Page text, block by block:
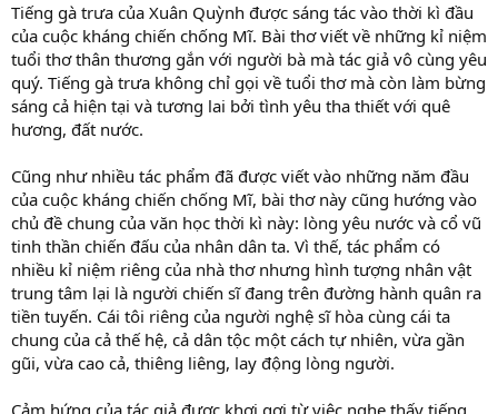
Tiếng gà trưa của Xuân Quỳnh được sáng tác vào thời kì đầu
của cuộc kháng chiến chống Mĩ. Bài thơ viết về những kỉ niệm
tuổi thơ thân thương gắn với người bà mà tác giả vô cùng yêu
quý. Tiếng gà trưa không chỉ gọi về tuổi thơ mà còn làm bừng
sáng cả hiện tại và tương lai bởi tình yêu tha thiết với quê
hương, đất nước.
Cũng như nhiều tác phẩm đã được viết vào những năm đầu
của cuộc kháng chiến chống Mĩ, bài thơ này cũng hướng vào
chủ đề chung của văn học thời kì này: lòng yêu nước và cổ vũ
tinh thần chiến đấu của nhân dân ta. Vì thế, tác phẩm có
nhiều kỉ niệm riêng của nhà thơ nhưng hình tượng nhân vật
trung tâm lại là người chiến sĩ đang trên đường hành quân ra
tiền tuyến. Cái tôi riêng của người nghệ sĩ hòa cùng cái ta
chung của cả thế hệ, cả dân tộc một cách tự nhiên, vừa gần
gũi, vừa cao cả, thiêng liêng, lay động lòng người.
Cảm hứng của tác giả được khơi gợi từ việc nghe thấy tiếng